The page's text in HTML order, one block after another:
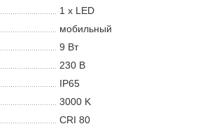
1 х LED
мобильный
9 Вт
230 В
IP65
3000 K
CRI 80